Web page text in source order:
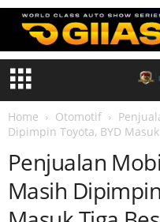
Home Otomotif
Dipimpin Toyota, BYD
Penjualan
Masih